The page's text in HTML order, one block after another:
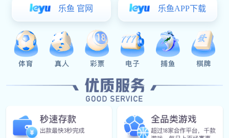
电机结构设计